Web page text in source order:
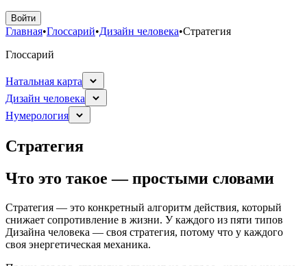
Войти
Главная•Глоссарий•Дизайн человека•Стратегия
Глоссарий
Натальная карта
Дизайн человека
Нумерология
Стратегия
Что это такое — простыми словами
Стратегия — это конкретный алгоритм действия, который
снижает сопротивление в жизни. У каждого из пяти типов
Дизайна человека — своя стратегия, потому что у каждого
своя энергетическая механика.